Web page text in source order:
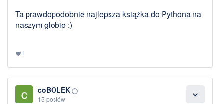
Ta prawdopodobnie najlepsza książka do Pythona na
naszym globie :)
favorite1
expand_more
coBOLEK panorama_fish_eye
15 postów